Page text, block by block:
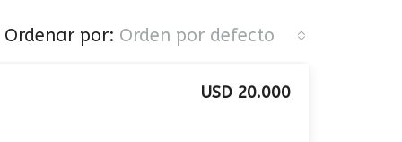
Ordenar por: Orden por defecto
USD 20.000